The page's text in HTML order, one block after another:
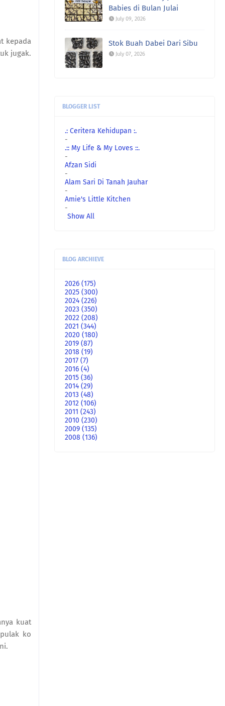
kepada
jugak.
kuat
ko
Babies di Bulan Julai
July 09, 2026
Stok Buah Dabei Dari Sibu
July 07, 2026
BLOGGER LIST
.: Ceritera Kehidupan :.
-
.:: My Life & My Loves ::.
-
Afzan Sidi
-
Alam Sari Di Tanah Jauhar
-
Amie's Little Kitchen
-
Show All
BLOG ARCHIEVE
2026 (175)
2025 (300)
2024 (226)
2023 (350)
2022 (208)
2021 (344)
2020 (180)
2019 (87)
2018 (19)
2017 (7)
2016 (4)
2015 (36)
2014 (29)
2013 (48)
2012 (106)
2011 (243)
2010 (230)
2009 (135)
2008 (136)